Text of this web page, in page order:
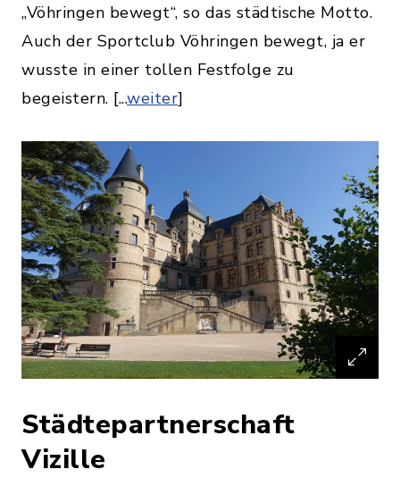
„Vöhringen bewegt“, so das städtische Motto.
Auch der Sportclub Vöhringen bewegt, ja er
wusste in einer tollen Festfolge zu
begeistern. [...weiter]
Städtepartnerschaft
Vizille